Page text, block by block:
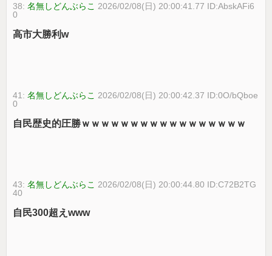
38:名無しどんぶらこ 2026/02/08(日) 20:00:41.77 ID:AbskAFi6
0
高市大勝利w
41:名無しどんぶらこ 2026/02/08(日) 20:00:42.37 ID:0O/bQboe
0
自民歴史的圧勝ｗｗｗｗｗｗｗｗｗｗｗｗｗｗｗｗｗ
43:名無しどんぶらこ 2026/02/08(日) 20:00:44.80 ID:C72B2TG
40
自民300超えwww